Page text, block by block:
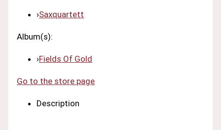
›Saxquartett
Album(s):
›Fields Of Gold
Go to the store page
Description